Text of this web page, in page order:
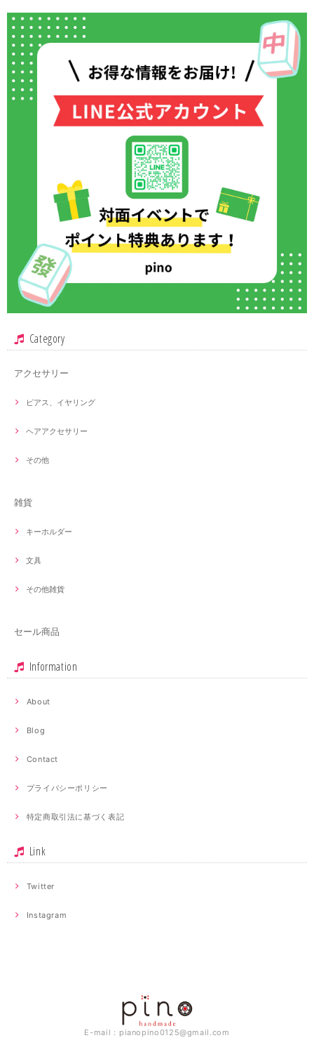
Category
アクセサリー
ピアス、イヤリング
ヘアアクセサリー
その他
雑貨
キーホルダー
文具
その他雑貨
セール商品
Information
About
Blog
Contact
プライバシーポリシー
特定商取引法に基づく表記
Link
Twitter
Instagram
E-mail： pianopino0125@gmail.com